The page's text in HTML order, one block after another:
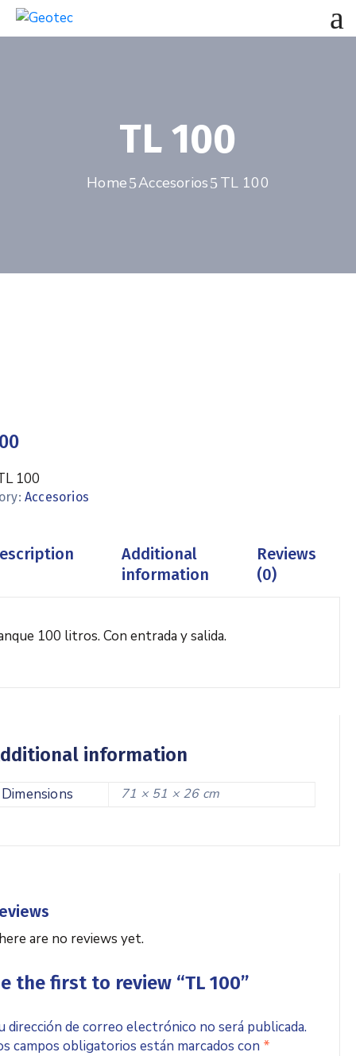
TL 100
Home Accesorios TL 100
100
Accesorios
Additional
information
Reviews
(0)
100 litros. Con entrada y salida.
information
Dimensions 71 × 51 × 26 cm
are no reviews yet.
the first to review “TL 100”
dirección de correo electrónico no será publicada.
campos obligatorios están marcados con *